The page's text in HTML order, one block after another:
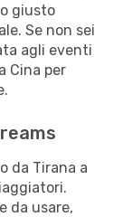
giusto
Se non sei
agli eventi
Cina per
da Tirana a
da usare,